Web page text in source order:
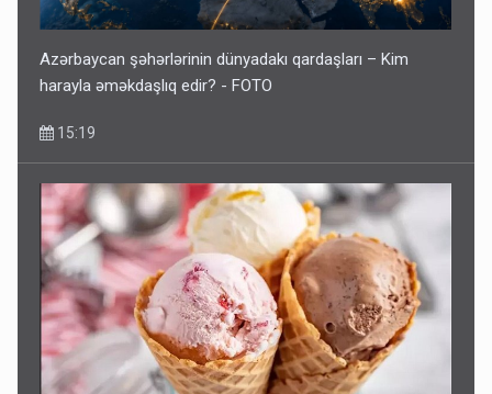
Azərbaycan şəhərlərinin dünyadakı qardaşları – Kim
harayla əməkdaşlıq edir? - FOTO
15:19